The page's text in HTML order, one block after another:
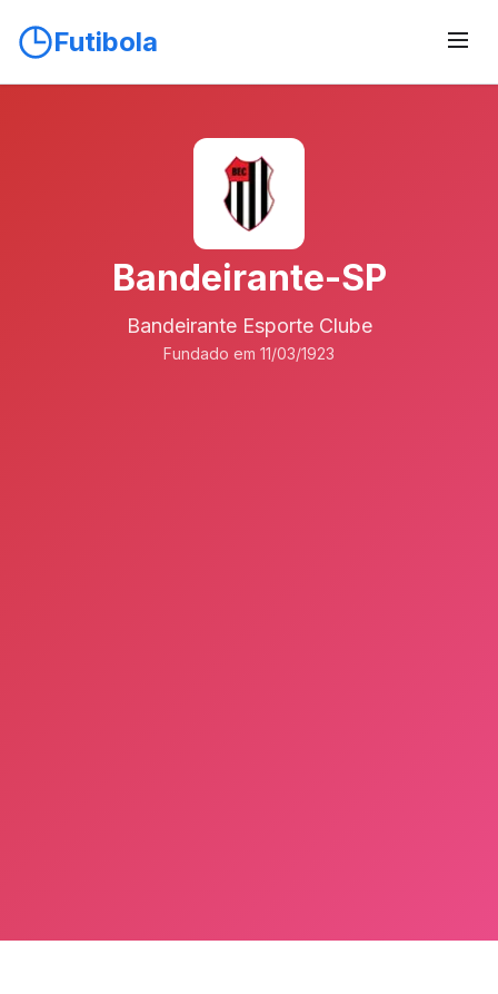
Futibola
Bandeirante-SP
Bandeirante Esporte Clube
Fundado em 11/03/1923